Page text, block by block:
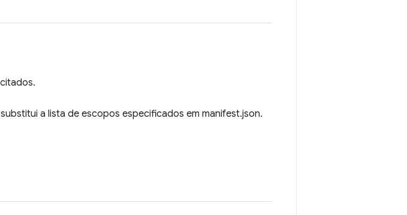
a lista de escopos especificados em manifest.json.